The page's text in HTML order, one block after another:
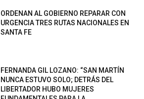
ORDENAN AL GOBIERNO REPARAR CON
URGENCIA TRES RUTAS NACIONALES EN
SANTA FE
FERNANDA GIL LOZANO: “SAN MARTÍN
NUNCA ESTUVO SOLO; DETRÁS DEL
LIBERTADOR HUBO MUJERES